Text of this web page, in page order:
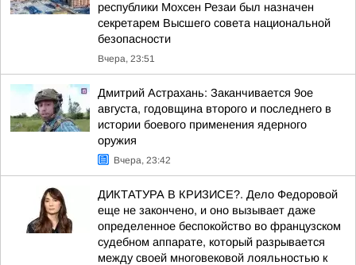
республики Мохсен Резаи был назначен
секретарем Высшего совета национальной
безопасности
Вчера, 23:51
Дмитрий Астрахань: Заканчивается 9ое
августа, годовщина второго и последнего в
истории боевого применения ядерного
оружия
Вчера, 23:42
ДИКТАТУРА В КРИЗИСЕ?. Дело Федоровой
еще не закончено, и оно вызывает даже
определенное беспокойство во французском
судебном аппарате, который разрывается
между своей многовековой лояльностью к